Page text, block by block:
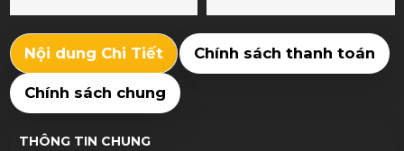
Nội dung Chi Tiết Chính sách thanh toán
Chính sách chung
THÔNG TIN CHUNG